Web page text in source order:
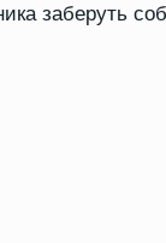
заберуть